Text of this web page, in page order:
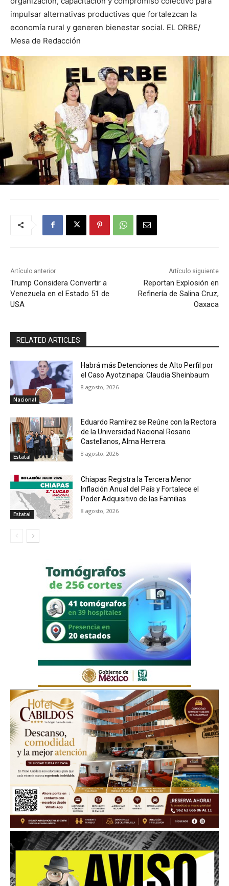
impulsar alternativas productivas que fortalezcan la
economía rural y generen bienestar social. EL ORBE/
Mesa de Redacción
Artículo anterior
Trump Considera Convertir a
Venezuela en el Estado 51 de
USA
Artículo siguiente
Reportan Explosión en
Refinería de Salina Cruz,
Oaxaca
RELATED ARTICLES
Nacional
Habrá más Detenciones de Alto Perfil por
el Caso Ayotzinapa: Claudia Sheinbaum
8 agosto, 2026
Estatal
Eduardo Ramírez se Reúne con la Rectora
de la Universidad Nacional Rosario
Castellanos, Alma Herrera.
8 agosto, 2026
Estatal
Chiapas Registra la Tercera Menor
Inflación Anual del País y Fortalece el
Poder Adquisitivo de las Familias
8 agosto, 2026